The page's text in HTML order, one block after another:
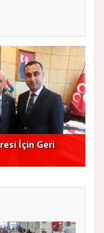
İçin Geri